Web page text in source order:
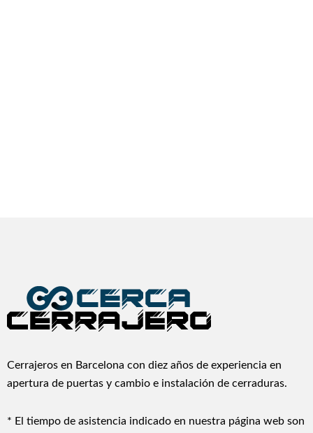
Cerrajeros en Barcelona con diez años de experiencia en
apertura de puertas y cambio e instalación de cerraduras.
* El tiempo de asistencia indicado en nuestra página web son